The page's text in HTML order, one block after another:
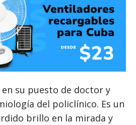
en su puesto de doctor y
del policlínico. Es un
brillo en la mirada y